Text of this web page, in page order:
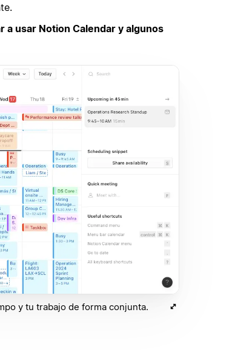
a usar Notion Calendar y algunos
y tu trabajo de forma conjunta.